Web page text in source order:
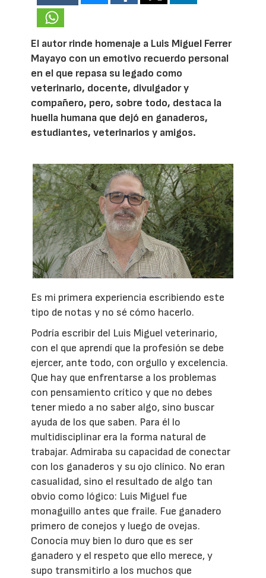
El autor rinde homenaje a Luis Miguel Ferrer
Mayayo con un emotivo recuerdo personal
en el que repasa su legado como
veterinario, docente, divulgador y
compañero, pero, sobre todo, destaca la
huella humana que dejó en ganaderos,
estudiantes, veterinarios y amigos.
Es mi primera experiencia escribiendo este
tipo de notas y no sé cómo hacerlo.
Podría escribir del Luis Miguel veterinario,
con el que aprendí que la profesión se debe
ejercer, ante todo, con orgullo y excelencia.
Que hay que enfrentarse a los problemas
con pensamiento crítico y que no debes
tener miedo a no saber algo, sino buscar
ayuda de los que saben. Para él lo
multidisciplinar era la forma natural de
trabajar. Admiraba su capacidad de conectar
con los ganaderos y su ojo clínico. No eran
casualidad, sino el resultado de algo tan
obvio como lógico: Luis Miguel fue
monaguillo antes que fraile. Fue ganadero
primero de conejos y luego de ovejas.
Conocía muy bien lo duro que es ser
ganadero y el respeto que ello merece, y
supo transmitirlo a los muchos que